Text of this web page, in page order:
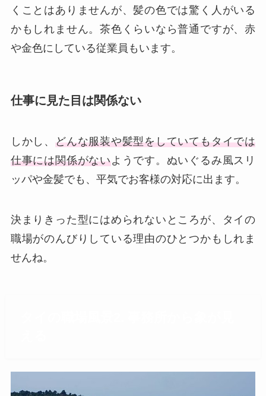
くことはありませんが、髪の色では驚く人がいる
かもしれません。茶色くらいなら普通ですが、赤
や金色にしている従業員もいます。
仕事に見た目は関係ない
しかし、 どんな服装や髪型をしていてもタイでは
仕事には関係がないようです。ぬいぐるみ風スリ
ッパや金髪でも、平気でお客様の対応に出ます。
決まりきった型にはめられないところが、タイの
職場がのんびりしている理由のひとつかもしれま
せんね。